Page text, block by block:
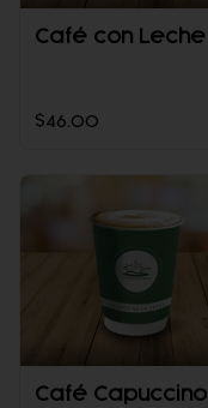
Café con Leche
$46.00
Café Capuccino